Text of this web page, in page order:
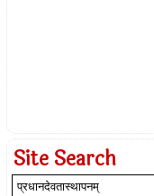
Site Search